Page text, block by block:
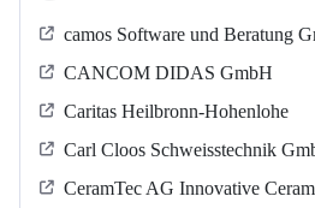
camos Software und Beratung
CANCOM DIDAS GmbH
Caritas Heilbronn-Hohenlohe
Carl Cloos Schweisstechnik
CeramTec AG Innovative